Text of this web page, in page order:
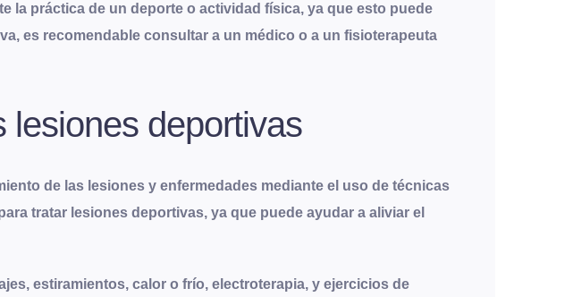
la práctica de un deporte o actividad física, ya que esto puede
es recomendable consultar a un médico o a un fisioterapeuta
lesiones deportivas
de las lesiones y enfermedades mediante el uso de técnicas
tratar lesiones deportivas, ya que puede ayudar a aliviar el
estiramientos, calor o frío, electroterapia, y ejercicios de